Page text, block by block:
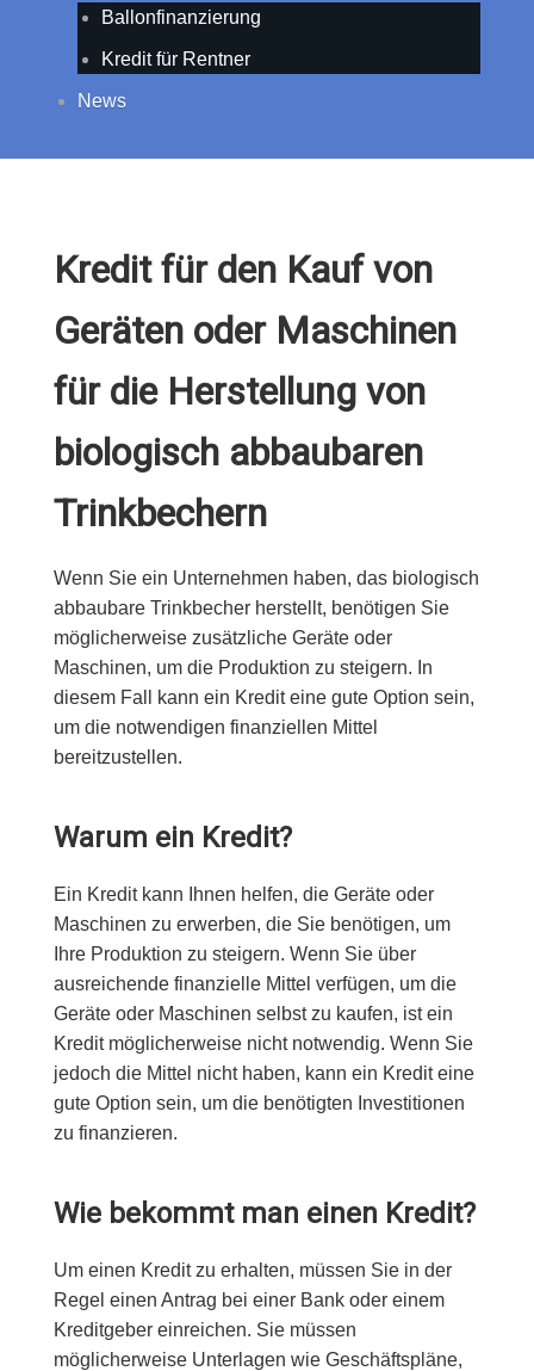
Ballonfinanzierung
Kredit für Rentner
News
Kredit für den Kauf von
Geräten oder Maschinen
für die Herstellung von
biologisch abbaubaren
Trinkbechern
Wenn Sie ein Unternehmen haben, das biologisch
abbaubare Trinkbecher herstellt, benötigen Sie
möglicherweise zusätzliche Geräte oder
Maschinen, um die Produktion zu steigern. In
diesem Fall kann ein Kredit eine gute Option sein,
um die notwendigen finanziellen Mittel
bereitzustellen.
Warum ein Kredit?
Ein Kredit kann Ihnen helfen, die Geräte oder
Maschinen zu erwerben, die Sie benötigen, um
Ihre Produktion zu steigern. Wenn Sie über
ausreichende finanzielle Mittel verfügen, um die
Geräte oder Maschinen selbst zu kaufen, ist ein
Kredit möglicherweise nicht notwendig. Wenn Sie
jedoch die Mittel nicht haben, kann ein Kredit eine
gute Option sein, um die benötigten Investitionen
zu finanzieren.
Wie bekommt man einen Kredit?
Um einen Kredit zu erhalten, müssen Sie in der
Regel einen Antrag bei einer Bank oder einem
Kreditgeber einreichen. Sie müssen
möglicherweise Unterlagen wie Geschäftspläne,